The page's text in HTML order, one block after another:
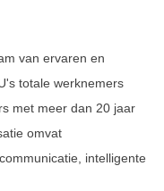
van ervaren en
totale werknemers
met meer dan 20 jaar
omvat
intelligente